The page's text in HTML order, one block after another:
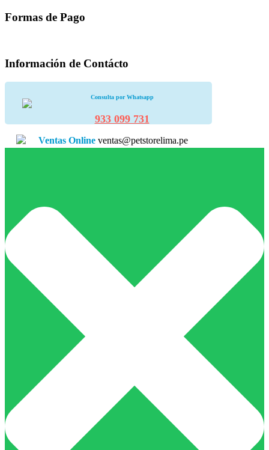
Formas de Pago
Información de Contácto
Consulta por Whatsapp
933 099 731
Ventas Online ventas@petstorelima.pe